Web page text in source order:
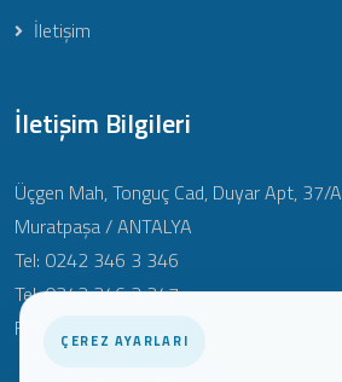
İletişim
İletişim Bilgileri
Üçgen Mah, Tonguç Cad, Duyar Apt, 37/A
Muratpaşa / ANTALYA
Tel: 0242 346 3 346
Tel: 0242 346 3 347
Fax: 0242 346 3 348
ÇEREZ AYARLARI